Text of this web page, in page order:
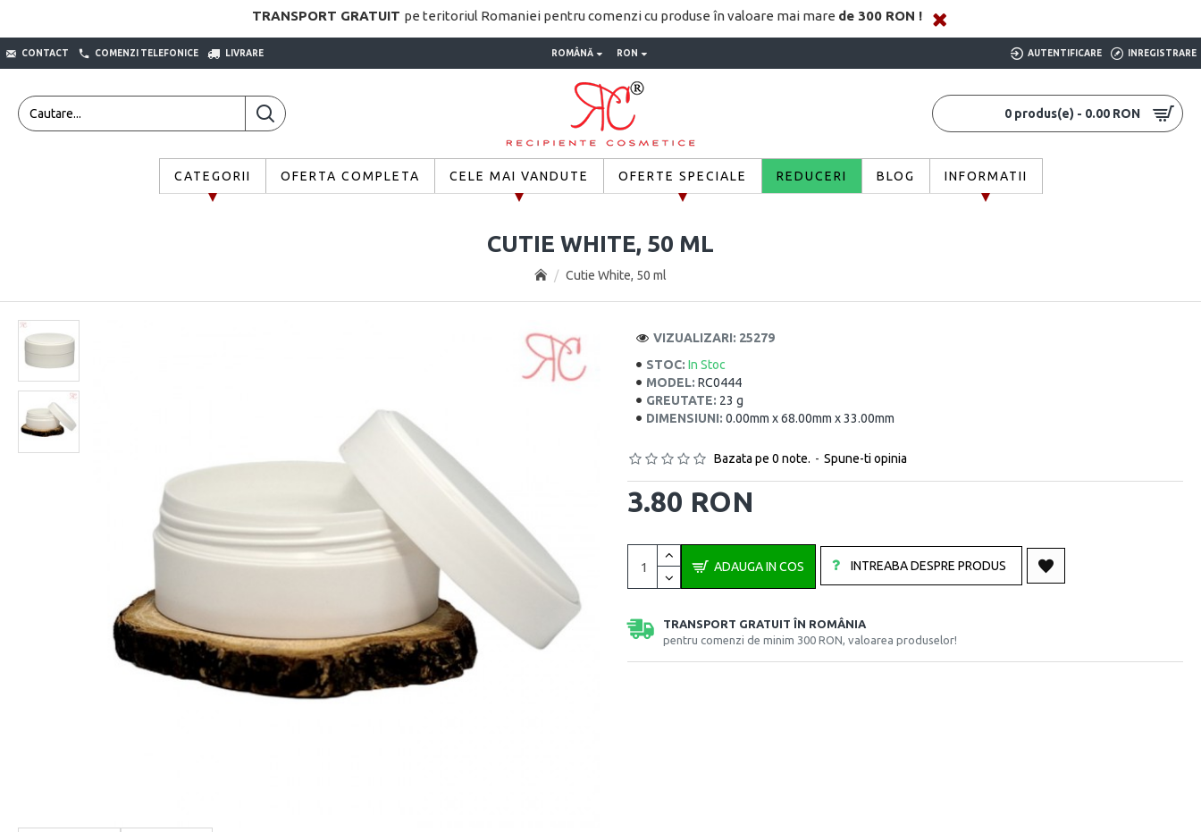
TRANSPORT GRATUIT pe teritoriul Romaniei pentru comenzi cu produse în valoare mai mare de 300 RON !
CONTACT COMENZI TELEFONICE LIVRARE ROMÂNĂ RON AUTENTIFICARE INREGISTRARE
0 produs(e) - 0.00 RON
CATEGORII OFERTA COMPLETA CELE MAI VANDUTE OFERTE SPECIALE REDUCERI BLOG INFORMATII
Cutie White, 50 ml
CUTIE WHITE, 50 ML
STOC: In Stoc
MODEL: RC0444
GREUTATE: 23 g
DIMENSIUNI: 0.00mm x 68.00mm x 33.00mm
VIZUALIZARI: 25279
Bazata pe 0 note. - Spune-ti opinia
3.80 RON
ADAUGA IN COS INTREABA DESPRE PRODUS
TRANSPORT GRATUIT ÎN ROMÂNIA
pentru comenzi de minim 300 RON, valoarea produselor!